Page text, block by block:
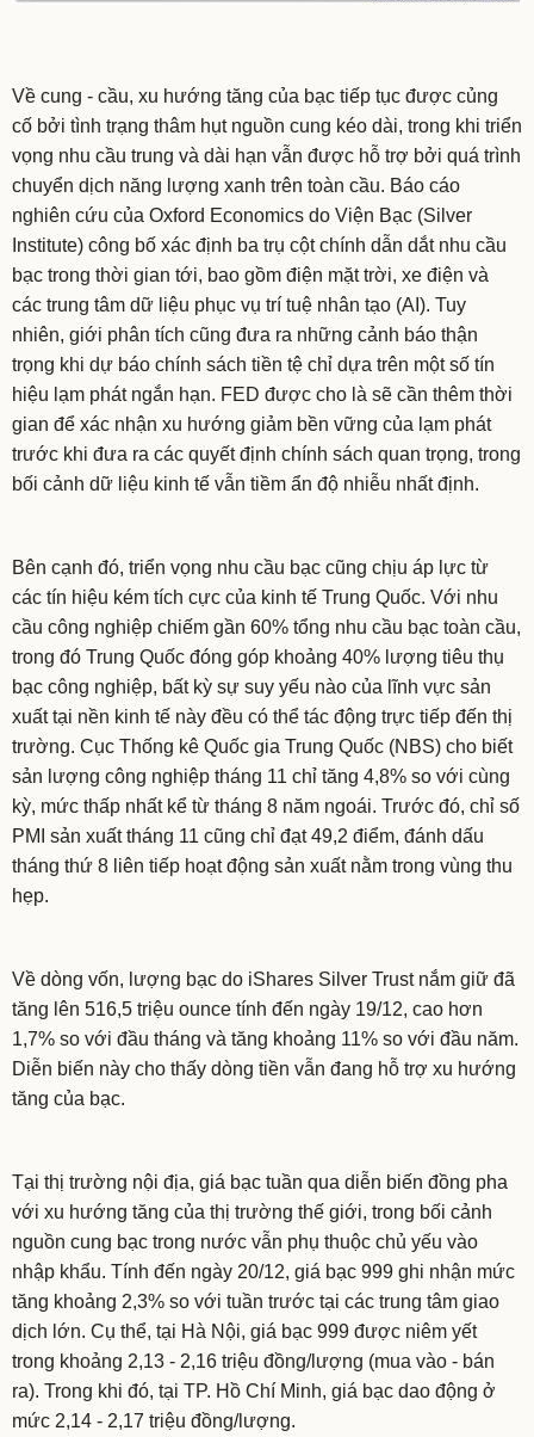
Về cung - cầu, xu hướng tăng của bạc tiếp tục được củng
cố bởi tình trạng thâm hụt nguồn cung kéo dài, trong khi triển
vọng nhu cầu trung và dài hạn vẫn được hỗ trợ bởi quá trình
chuyển dịch năng lượng xanh trên toàn cầu. Báo cáo
nghiên cứu của Oxford Economics do Viện Bạc (Silver
Institute) công bố xác định ba trụ cột chính dẫn dắt nhu cầu
bạc trong thời gian tới, bao gồm điện mặt trời, xe điện và
các trung tâm dữ liệu phục vụ trí tuệ nhân tạo (AI). Tuy
nhiên, giới phân tích cũng đưa ra những cảnh báo thận
trọng khi dự báo chính sách tiền tệ chỉ dựa trên một số tín
hiệu lạm phát ngắn hạn. FED được cho là sẽ cần thêm thời
gian để xác nhận xu hướng giảm bền vững của lạm phát
trước khi đưa ra các quyết định chính sách quan trọng, trong
bối cảnh dữ liệu kinh tế vẫn tiềm ẩn độ nhiễu nhất định.
Bên cạnh đó, triển vọng nhu cầu bạc cũng chịu áp lực từ
các tín hiệu kém tích cực của kinh tế Trung Quốc. Với nhu
cầu công nghiệp chiếm gần 60% tổng nhu cầu bạc toàn cầu,
trong đó Trung Quốc đóng góp khoảng 40% lượng tiêu thụ
bạc công nghiệp, bất kỳ sự suy yếu nào của lĩnh vực sản
xuất tại nền kinh tế này đều có thể tác động trực tiếp đến thị
trường. Cục Thống kê Quốc gia Trung Quốc (NBS) cho biết
sản lượng công nghiệp tháng 11 chỉ tăng 4,8% so với cùng
kỳ, mức thấp nhất kể từ tháng 8 năm ngoái. Trước đó, chỉ số
PMI sản xuất tháng 11 cũng chỉ đạt 49,2 điểm, đánh dấu
tháng thứ 8 liên tiếp hoạt động sản xuất nằm trong vùng thu
hẹp.
Về dòng vốn, lượng bạc do iShares Silver Trust nắm giữ đã
tăng lên 516,5 triệu ounce tính đến ngày 19/12, cao hơn
1,7% so với đầu tháng và tăng khoảng 11% so với đầu năm.
Diễn biến này cho thấy dòng tiền vẫn đang hỗ trợ xu hướng
tăng của bạc.
Tại thị trường nội địa, giá bạc tuần qua diễn biến đồng pha
với xu hướng tăng của thị trường thế giới, trong bối cảnh
nguồn cung bạc trong nước vẫn phụ thuộc chủ yếu vào
nhập khẩu. Tính đến ngày 20/12, giá bạc 999 ghi nhận mức
tăng khoảng 2,3% so với tuần trước tại các trung tâm giao
dịch lớn. Cụ thể, tại Hà Nội, giá bạc 999 được niêm yết
trong khoảng 2,13 - 2,16 triệu đồng/lượng (mua vào - bán
ra). Trong khi đó, tại TP. Hồ Chí Minh, giá bạc dao động ở
mức 2,14 - 2,17 triệu đồng/lượng.